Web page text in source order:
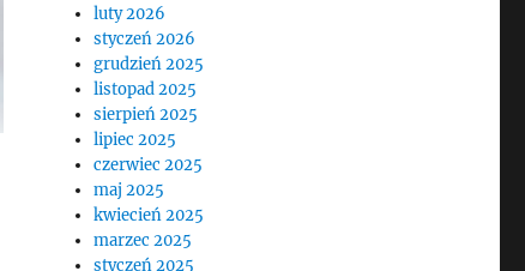
luty 2026
styczeń 2026
grudzień 2025
listopad 2025
sierpień 2025
lipiec 2025
czerwiec 2025
maj 2025
kwiecień 2025
marzec 2025
styczeń 2025